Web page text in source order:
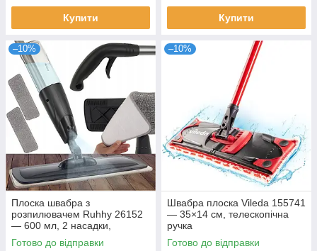
Купити Купити
–10%
Плоска швабра з
розпилювачем Ruhhy 26152
— 600 мл, 2 насадки,
поворот 180°
Готово до відправки
–10%
Швабра плоска Vileda 155741
— 35×14 см, телескопічна
ручка
Готово до відправки